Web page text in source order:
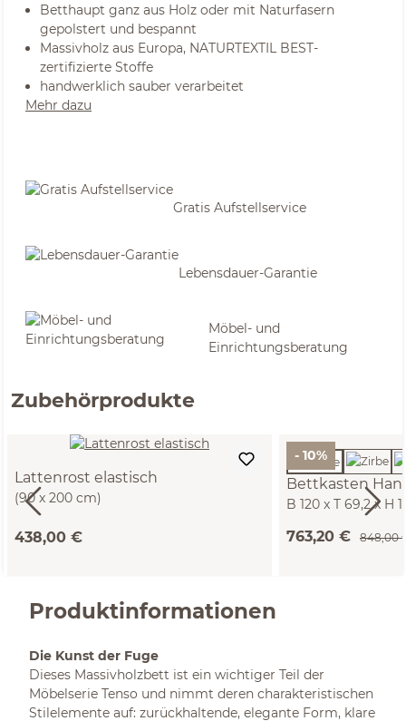
Betthaupt ganz aus Holz oder mit Naturfasern
gepolstert und bespannt
Massivholz aus Europa, NATURTEXTIL BEST-
zertifizierte Stoffe
handwerklich sauber verarbeitet
Mehr dazu
Gratis Aufstellservice
Lebensdauer-Garantie
Möbel- und
Einrichtungsberatung
Zubehörprodukte
Lattenrost elastisch
(90 x 200 cm)
438,00 €
- 10%
Bettkasten
B 120 x T 69,2 x H
763,20 € 848,00
Produktinformationen
Die Kunst der Fuge
Dieses Massivholzbett ist ein wichtiger Teil der
Möbelserie Tenso und nimmt deren charakteristischen
Stilelemente auf: zurückhaltende, elegante Form, klare